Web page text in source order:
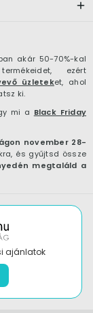
akár 50-70%-kal
ezért
üzleteket, ahol
ki.
mi a Black Friday
november 28-
és gyűjtsd össze
megtaláld a
ajánlatok